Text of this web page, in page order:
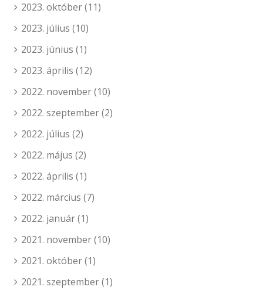
2023. október(11)
2023. július (10)
2023. június (1)
2023. április (12)
2022. november(10)
2022. szeptember(2)
2022. július (2)
2022. május (2)
2022. április (1)
2022. március (7)
2022. január(1)
2021. november(10)
2021. október(1)
2021. szeptember(1)